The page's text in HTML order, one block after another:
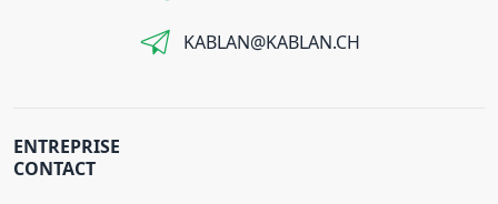
KABLAN@KABLAN.CH
ENTREPRISE
CONTACT